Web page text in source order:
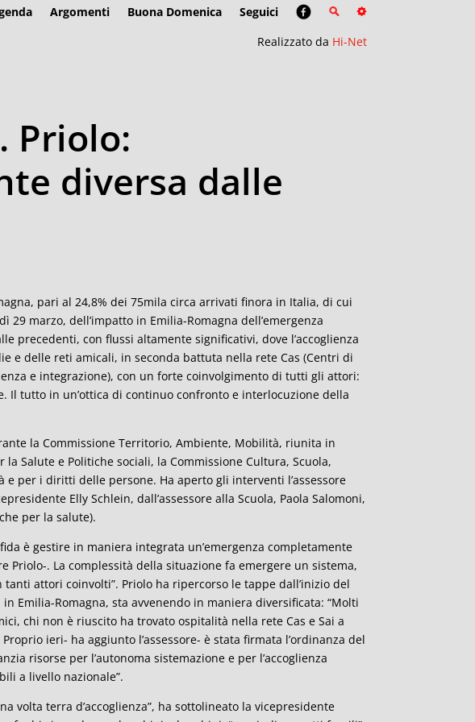
Argomenti Buona Domenica
Seguici
Realizzato da Hi-Net
Priolo:
diversa dalle
pari al 24,8% dei 75mila circa arrivati finora in Italia, di cui
marzo, dell’impatto in Emilia-Romagna dell’emergenza
precedenti, con flussi altamente significativi, dove l’accoglienza
e delle reti amicali, in seconda battuta nella rete Cas (Centri di
e integrazione), con un forte coinvolgimento di tutti gli attori:
Il tutto in un’ottica di continuo confronto e interlocuzione della
la Commissione Territorio, Ambiente, Mobilità, riunita in
Salute e Politiche sociali, la Commissione Cultura, Scuola,
e per i diritti delle persone. Ha aperto gli interventi l’assessore
Elly Schlein, dall’assessore alla Scuola, Paola Salomoni,
per la salute).
è gestire in maniera integrata un’emergenza completamente
Priolo-. La complessità della situazione fa emergere un sistema,
attori coinvolti”. Priolo ha ripercorso le tappe dall’inizio del
Emilia-Romagna, sta avvenendo in maniera diversificata: “Molti
chi non è riuscito ha trovato ospitalità nella rete Cas e Sai a
ieri- ha aggiunto l’assessore- è stata firmata l’ordinanza del
risorse per l’autonoma sistemazione e per l’accoglienza
a livello nazionale”.
volta terra d’accoglienza”, ha sottolineato la vicepresidente